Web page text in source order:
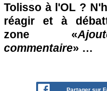
Tolisso à l'OL ?
réagir et à
zone «
commentaire» …